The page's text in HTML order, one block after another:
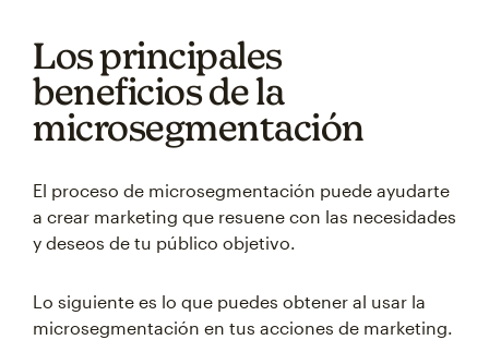
Los principales
beneficios de la
microsegmentación
El proceso de microsegmentación puede ayudarte
a crear marketing que resuene con las necesidades
y deseos de tu público objetivo.
Lo siguiente es lo que puedes obtener al usar la
microsegmentación en tus acciones de marketing.